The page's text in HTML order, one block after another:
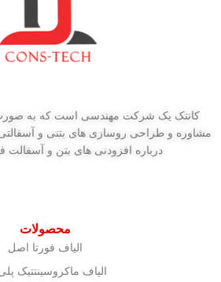
کانتک یک شرکت مهندسی است که به
مشاوره و طراحی روسازی های بتنی و
درباره افزودنی های بتن و آسفالت
محصولات
الیاف فورتا اصل
الیاف ماکروسینتتیک پلی